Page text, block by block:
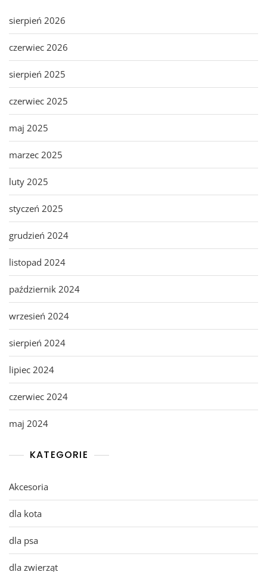
sierpień 2026
czerwiec 2026
sierpień 2025
czerwiec 2025
maj 2025
marzec 2025
luty 2025
styczeń 2025
grudzień 2024
listopad 2024
październik 2024
wrzesień 2024
sierpień 2024
lipiec 2024
czerwiec 2024
maj 2024
KATEGORIE
Akcesoria
dla kota
dla psa
dla zwierząt